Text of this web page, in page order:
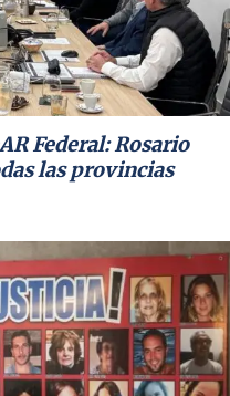
Federal: Rosario
las provincias